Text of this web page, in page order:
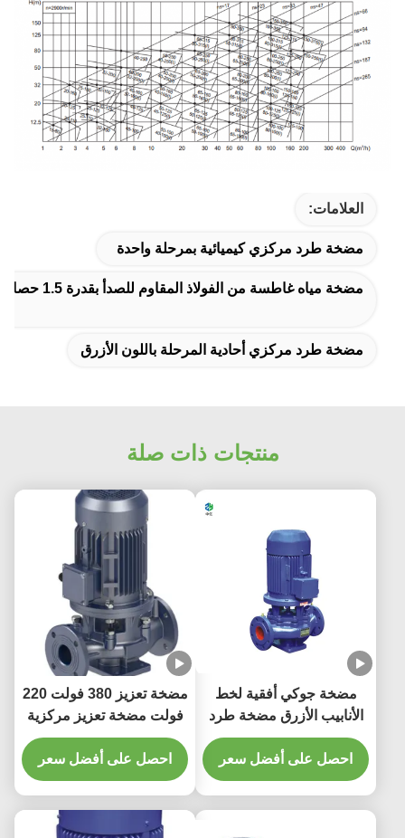
العلامات:
مضخة طرد مركزي كيميائية بمرحلة واحدة
مضخة مياه غاطسة من الفولاذ المقاوم للصدأ بقدرة 1.5 حصان
مضخة طرد مركزي أحادية المرحلة باللون الأزرق
منتجات ذات صلة
مضخة جوكي أفقية لخط
الأنابيب الأزرق مضخة طرد
مركزي أحادية المرحلة
احصل على أفضل سعر
مضخة تعزيز 380 فولت 220
فولت مضخة تعزيز مركزية
عمودية ذات كفاءة عالية
وصوت منخفض
احصل على أفضل سعر